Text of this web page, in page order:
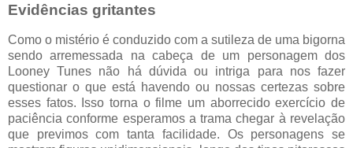
Evidências gritantes
Como o mistério é conduzido com a sutileza de uma bigorna
sendo arremessada na cabeça de um personagem dos
Looney Tunes não há dúvida ou intriga para nos fazer
questionar o que está havendo ou nossas certezas sobre
esses fatos. Isso torna o filme um aborrecido exercício de
paciência conforme esperamos a trama chegar à revelação
que previmos com tanta facilidade. Os personagens se